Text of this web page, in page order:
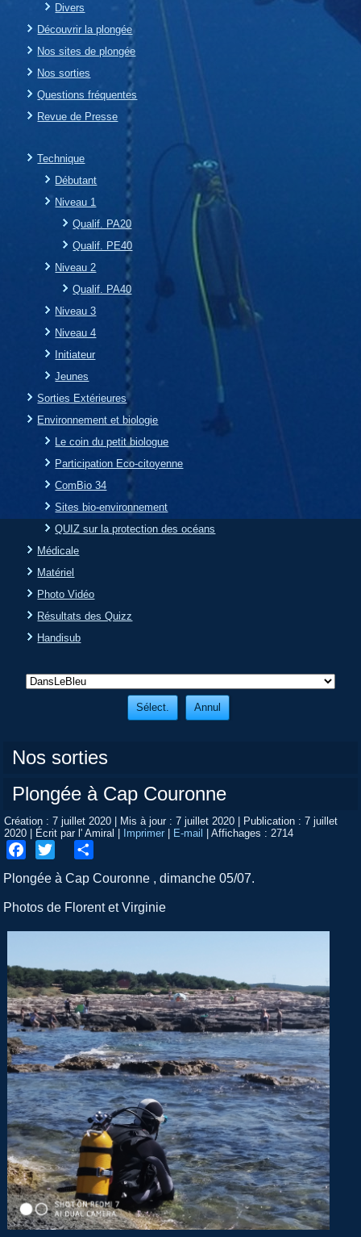
Divers
Découvrir la plongée
Nos sites de plongée
Nos sorties
Questions fréquentes
Revue de Presse
Technique
Débutant
Niveau 1
Qualif. PA20
Qualif. PE40
Niveau 2
Qualif. PA40
Niveau 3
Niveau 4
Initiateur
Jeunes
Sorties Extérieures
Environnement et biologie
Le coin du petit biologue
Participation Eco-citoyenne
ComBio 34
Sites bio-environnement
QUIZ sur la protection des océans
Médicale
Matériel
Photo Vidéo
Résultats des Quizz
Handisub
Nos sorties
Plongée à Cap Couronne
Création : 7 juillet 2020 | Mis à jour : 7 juillet 2020 | Publication : 7 juillet
2020 | Écrit par l' Amiral | Imprimer | E-mail |Affichages : 2714
Plongée à Cap Couronne , dimanche 05/07.
Photos de Florent et Virginie